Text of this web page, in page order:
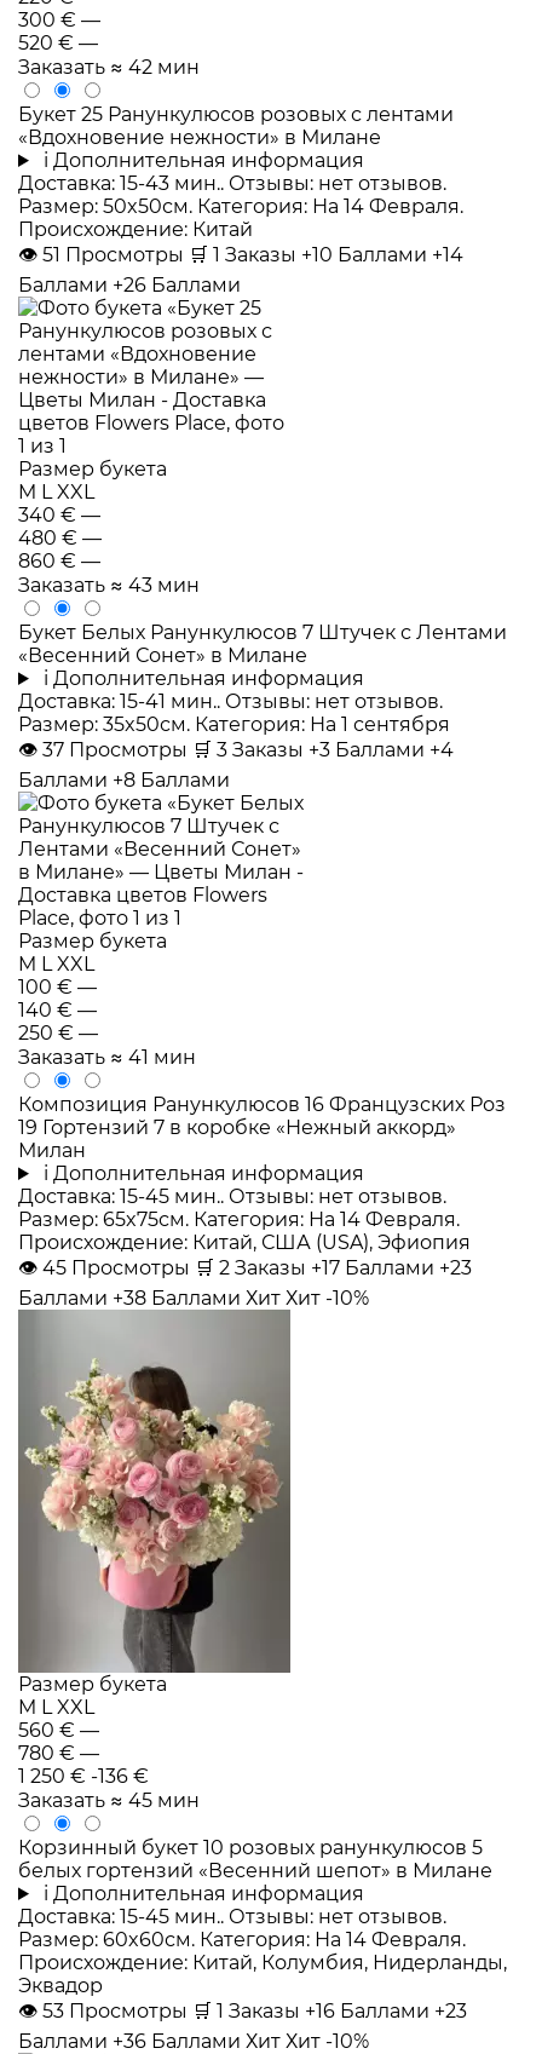
300 € —
520 € —
Заказать ≈ 42 мин
Букет 25 Ранункулюсов розовых с лентами
«Вдохновение нежности» в Милане
i Дополнительная информация
Доставка: 15-43 мин.. Отзывы: нет отзывов.
Размер: 50x50см. Категория: На 14 Февраля.
Происхождение: Китай
👁 51 Просмотры 🛒 1 Заказы +10 Баллами +14
Баллами +26 Баллами
Размер букета
M LXXL
340 € —
480 € —
860 € —
Заказать ≈ 43 мин
Букет Белых Ранункулюсов 7 Штучек с Лентами
«Весенний Сонет» в Милане
i Дополнительная информация
Доставка: 15-41 мин.. Отзывы: нет отзывов.
Размер: 35x50см. Категория: На 1 сентября
👁 37 Просмотры 🛒 3 Заказы +3 Баллами +4
Баллами +8 Баллами
Размер букета
M LXXL
100 € —
140 € —
250 € —
Заказать ≈ 41 мин
Композиция Ранункулюсов 16 Французских Роз
19 Гортензий 7 в коробке «Нежный аккорд»
Милан
i Дополнительная информация
Доставка: 15-45 мин.. Отзывы: нет отзывов.
Размер: 65x75см. Категория: На 14 Февраля.
Происхождение: Китай, США (USA), Эфиопия
👁 45 Просмотры 🛒 2 Заказы +17 Баллами +23
Баллами +38 Баллами Хит Хит -10%
Размер букета
M LXXL
560 € —
780 € —
1 250 € -136 €
Заказать ≈ 45 мин
Корзинный букет 10 розовых ранункулюсов 5
белых гортензий «Весенний шепот» в Милане
i Дополнительная информация
Доставка: 15-45 мин.. Отзывы: нет отзывов.
Размер: 60x60см. Категория: На 14 Февраля.
Происхождение: Китай, Колумбия, Нидерланды,
Эквадор
👁 53 Просмотры 🛒 1 Заказы +16 Баллами +23
Баллами +36 Баллами Хит Хит -10%